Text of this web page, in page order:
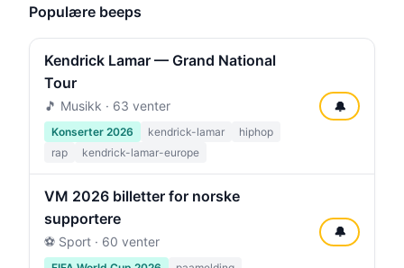
Populære beeps
Kendrick Lamar — Grand National
Tour
🎵 Musikk · 63 venter
Konserter 2026 kendrick-lamar
hiphop
rap
kendrick-lamar-europe
🔔
VM 2026 billetter for norske
supportere
⚽ Sport · 60 venter
🔔